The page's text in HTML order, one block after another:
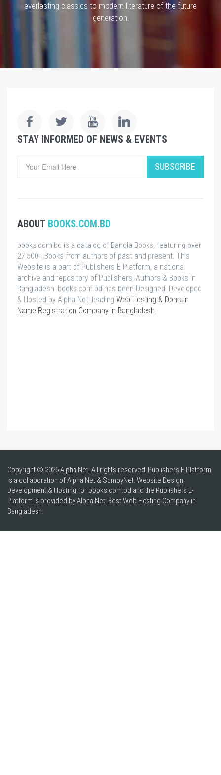
everlasting classics to modern literature of the future
generation.
STAY INFORMED OF NEWS & EVENTS
SUBSCRIBE
ABOUT BOOKS.COM.BD
books.com.bd is a catalog of Bangla Books, featuring over
27,500+ Books from authors of past and present. This
Website is a part of Publishers E-Platform, a national
archive and repository of Publishers, Authors & Books in
Bangladesh. books.com.bd has been Designed, Developed
& Hosted by Alpha Net, leading Web Hosting & Domain
Name Registration Company in Bangladesh.
Copyright © 2026 Alpha Net, All rights reserved. Publishers E-Platform
is a collaboration of Alpha Net & SomoyNet. Website Design,
Development & Hosting for books.com.bd and the Publishers E-
Platform is provided by Alpha Net. BestWeb Hosting Company in
Bangladesh.